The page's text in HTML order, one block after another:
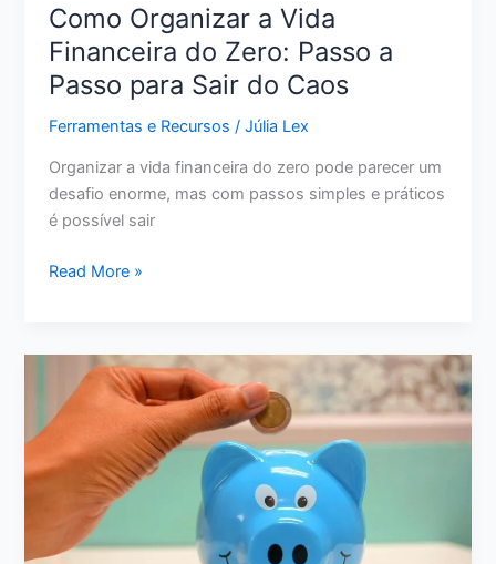
Como Organizar a Vida
Financeira do Zero: Passo a
Passo para Sair do Caos
Ferramentas e Recursos /Júlia Lex
Organizar a vida financeira do zero pode parecer um
desafio enorme, mas com passos simples e práticos
é possível sair
Como
Vida
Financeira
do
Zero:
Passo
Passo
para
Read More »